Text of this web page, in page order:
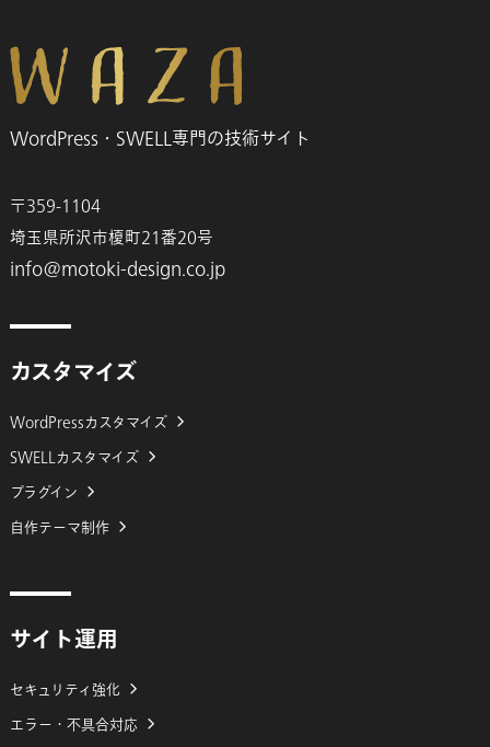
WordPress・SWELL専門の技術サイト
〒359-1104
埼玉県所沢市榎町21番20号
info@motoki-design.co.jp
カスタマイズ
WordPressカスタマイズ
SWELLカスタマイズ
プラグイン
自作テーマ制作
サイト運用
セキュリティ強化
エラー・不具合対応